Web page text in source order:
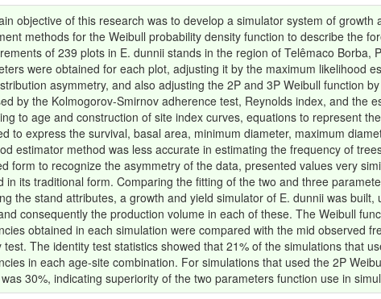
objective of this research was to develop a simulator system of
methods for the Weibull probability density function to describe the
of 239 plots in E. dunnii stands in the region of Telêmaco
were obtained for each plot, adjusting it by the maximum likelihood
asymmetry, and also adjusting the 2P and 3P Weibull function
by the Kolmogorov-Smirnov adherence test, Reynolds index, and the
to age and construction of site index curves, equations to represent
to express the survival, basal area, minimum diameter, maximum
estimator method was less accurate in estimating the frequency of
form to recognize the asymmetry of the data, presented values very
in its traditional form. Comparing the fitting of the two and three
the stand attributes, a growth and yield simulator of E. dunnii was
consequently the production volume in each of these. The Weibull
obtained in each simulation were compared with the mid observed
test. The identity test statistics showed that 21% of the simulations that
in each age-site combination. For simulations that used the 2P
30%, indicating superiority of the two parameters function use in